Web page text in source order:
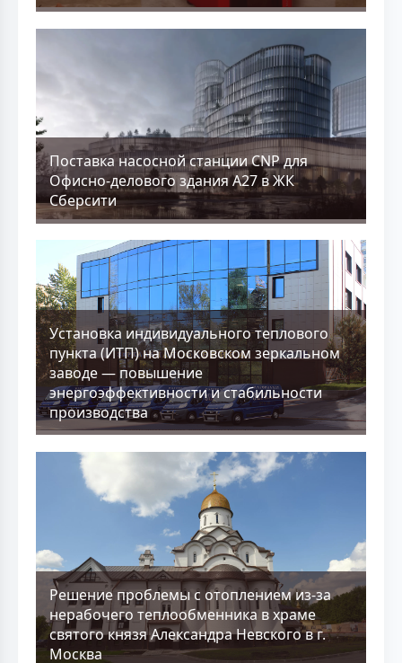
Поставка насосной станции CNP для
Офисно-делового здания А27 в ЖК
Сберсити
Установка индивидуального теплового
пункта (ИТП) на Московском зеркальном
заводе — повышение
энергоэффективности и стабильности
производства
Решение проблемы с отоплением из-за
нерабочего теплообменника в храме
святого князя Александра Невского в г.
Москва